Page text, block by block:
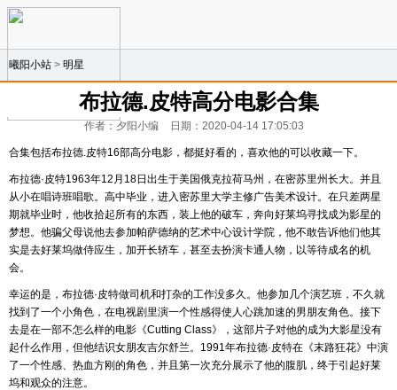
曦阳小站 > 明星
布拉德.皮特高分电影合集
作者：夕阳小编 日期：2020-04-14 17:05:03
合集包括布拉德.皮特16部高分电影，都挺好看的，喜欢他的可以收藏一下。
布拉德·皮特1963年12月18日出生于美国俄克拉荷马州，在密苏里州长大。并且
从小在唱诗班唱歌。高中毕业，进入密苏里大学主修广告美术设计。在只差两星
期就毕业时，他收拾起所有的东西，装上他的破车，奔向好莱坞寻找成为影星的
梦想。他骗父母说他去参加帕萨德纳的艺术中心设计学院，他不敢告诉他们他其
实是去好莱坞做侍应生，加开长轿车，甚至去扮演卡通人物，以等待成名的机
会。
幸运的是，布拉德·皮特做司机和打杂的工作没多久。他参加几个演艺班，不久就
找到了一个小角色，在电视剧里演一个性感得使人心跳加速的男朋友角色。接下
去是在一部不怎么样的电影《Cutting Class》，这部片子对他的成为大影星没有
起什么作用，但他结识女朋友吉尔舒兰。1991年布拉德·皮特在《末路狂花》中演
了一个性感、热血方刚的角色，并且第一次充分展示了他的腹肌，终于引起好莱
坞和观众的注意。